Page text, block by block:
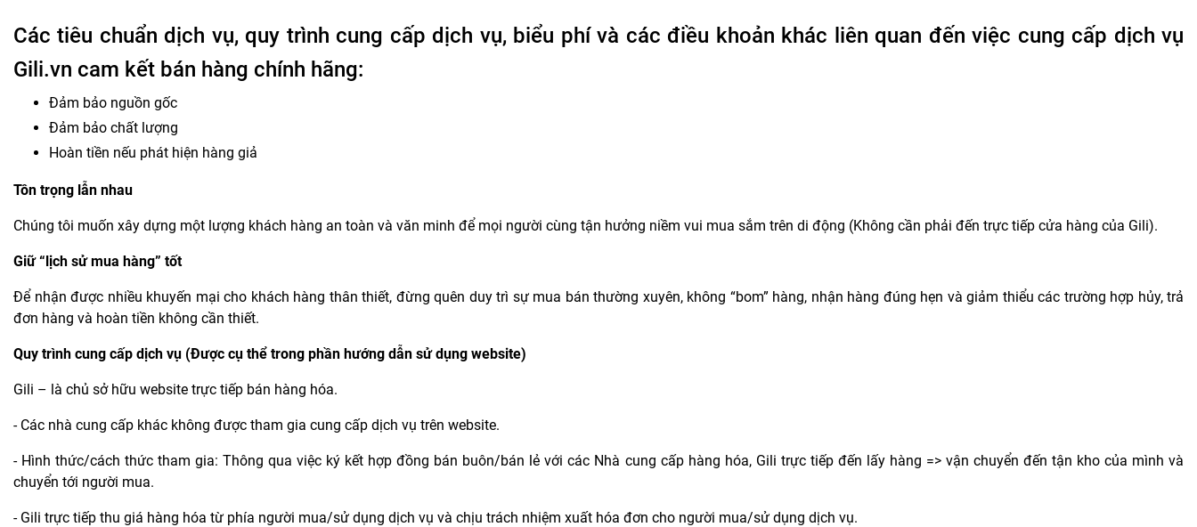
Các tiêu chuẩn dịch vụ, quy trình cung cấp dịch vụ, biểu phí và các điều khoản khác liên quan đến việc cung cấp dịch vụ
Gili.vn cam kết bán hàng chính hãng:
Đảm bảo nguồn gốc
Đảm bảo chất lượng
Hoàn tiền nếu phát hiện hàng giả
Tôn trọng lẫn nhau
Chúng tôi muốn xây dựng một lượng khách hàng an toàn và văn minh để mọi người cùng tận hưởng niềm vui mua sắm trên di động (Không cần phải đến trực tiếp cửa hàng của Gili).
Giữ “lịch sử mua hàng” tốt
Để nhận được nhiều khuyến mại cho khách hàng thân thiết, đừng quên duy trì sự mua bán thường xuyên, không “bom” hàng, nhận hàng đúng hẹn và giảm thiểu các trường hợp hủy, trả
đơn hàng và hoàn tiền không cần thiết.
Quy trình cung cấp dịch vụ (Được cụ thể trong phần hướng dẫn sử dụng website)
Gili – là chủ sở hữu website trực tiếp bán hàng hóa.
- Các nhà cung cấp khác không được tham gia cung cấp dịch vụ trên website.
- Hình thức/cách thức tham gia: Thông qua việc ký kết hợp đồng bán buôn/bán lẻ với các Nhà cung cấp hàng hóa, Gili trực tiếp đến lấy hàng => vận chuyển đến tận kho của mình và
chuyển tới người mua.
- Gili trực tiếp thu giá hàng hóa từ phía người mua/sử dụng dịch vụ và chịu trách nhiệm xuất hóa đơn cho người mua/sử dụng dịch vụ.